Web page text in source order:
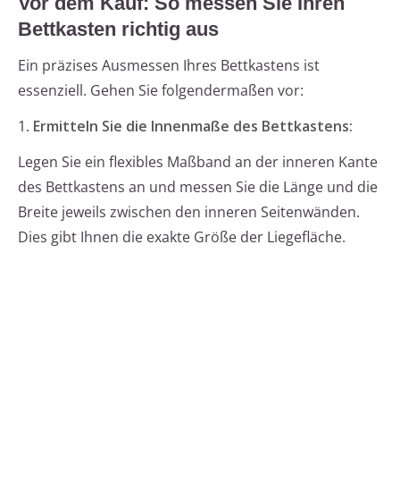
Bettkasten richtig aus
Ein präzises Ausmessen Ihres Bettkastens ist
essenziell. Gehen Sie folgendermaßen vor:
1. Ermitteln Sie die Innenmaße des Bettkastens:
Legen Sie ein flexibles Maßband an der inneren Kante
des Bettkastens an und messen Sie die Länge und die
Breite jeweils zwischen den inneren Seitenwänden.
Dies gibt Ihnen die exakte Größe der Liegefläche.